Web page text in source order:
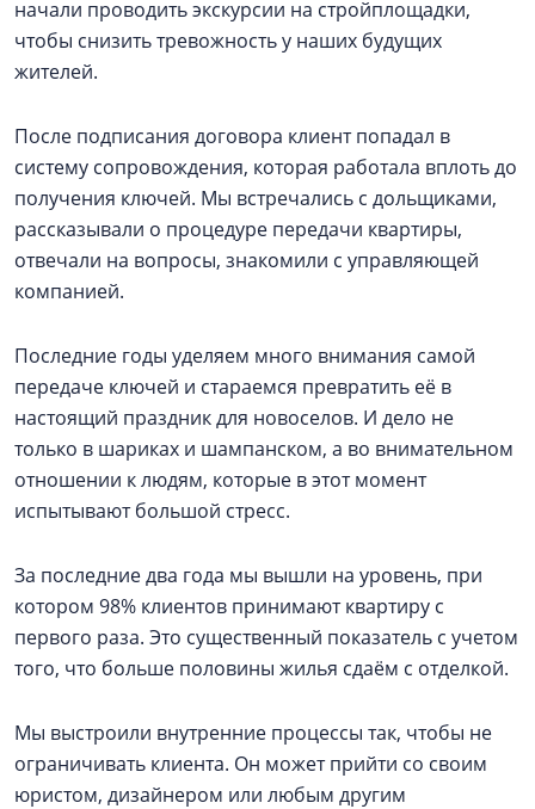
начали проводить экскурсии на стройплощадки,
чтобы снизить тревожность у наших будущих
жителей.
После подписания договора клиент попадал в
систему сопровождения, которая работала вплоть до
получения ключей. Мы встречались с дольщиками,
рассказывали о процедуре передачи квартиры,
отвечали на вопросы, знакомили с управляющей
компанией.
Последние годы уделяем много внимания самой
передаче ключей и стараемся превратить её в
настоящий праздник для новоселов. И дело не
только в шариках и шампанском, а во внимательном
отношении к людям, которые в этот момент
испытывают большой стресс.
За последние два года мы вышли на уровень, при
котором 98% клиентов принимают квартиру с
первого раза. Это существенный показатель с учетом
того, что больше половины жилья сдаём с отделкой.
Мы выстроили внутренние процессы так, чтобы не
ограничивать клиента. Он может прийти со своим
юристом, дизайнером или любым другим